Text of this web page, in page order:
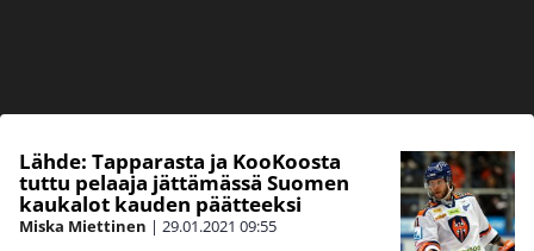
Lähde: Tapparasta ja KooKoosta
tuttu pelaaja jättämässä Suomen
kaukalot kauden päätteeksi
Miska Miettinen | 29.01.2021 09:55